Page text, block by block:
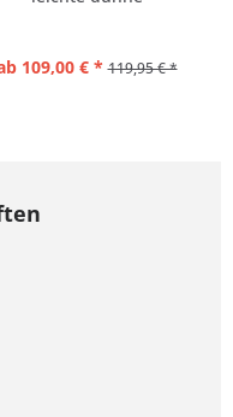
109,00 € * 119,95 € *